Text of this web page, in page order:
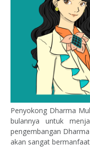
Penyokong Dharma
bulannya untuk
pengembangan
akan sangat